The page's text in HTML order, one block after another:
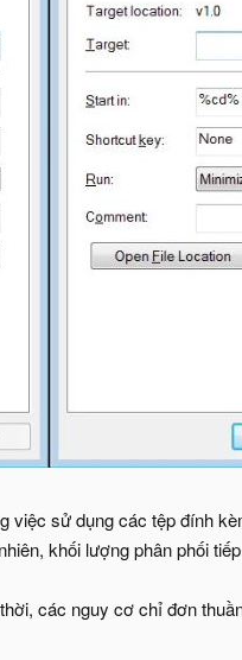
sử dụng các tệp đính
khối lượng phân phối
các nguy cơ chỉ đơn